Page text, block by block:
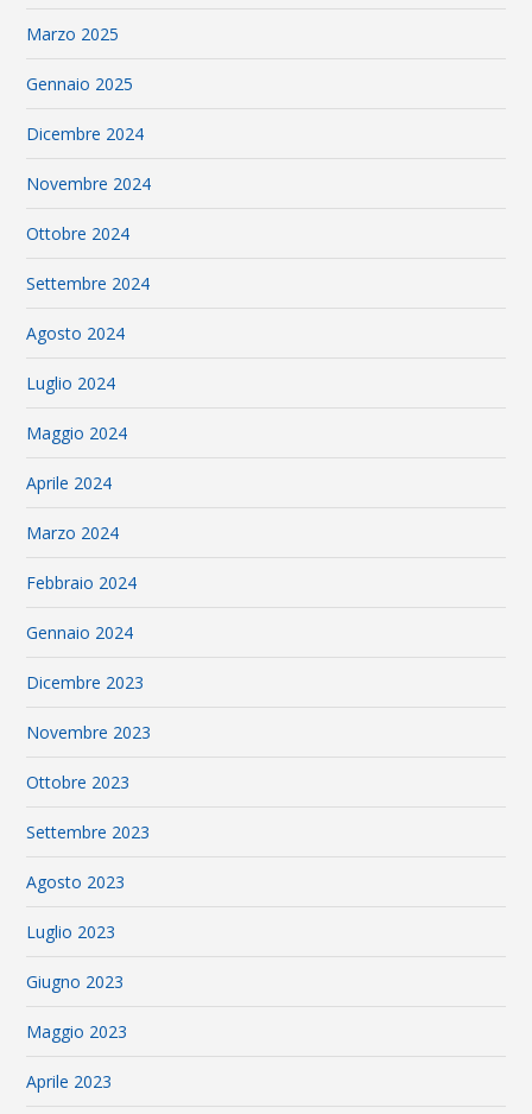
Marzo 2025
Gennaio 2025
Dicembre 2024
Novembre 2024
Ottobre 2024
Settembre 2024
Agosto 2024
Luglio 2024
Maggio 2024
Aprile 2024
Marzo 2024
Febbraio 2024
Gennaio 2024
Dicembre 2023
Novembre 2023
Ottobre 2023
Settembre 2023
Agosto 2023
Luglio 2023
Giugno 2023
Maggio 2023
Aprile 2023